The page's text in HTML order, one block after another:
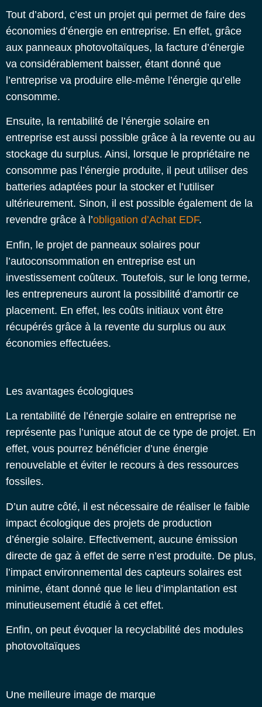
Tout d’abord, c’est un projet qui permet de faire des
économies d’énergie en entreprise. En effet, grâce
aux panneaux photovoltaïques, la facture d’énergie
va considérablement baisser, étant donné que
l’entreprise va produire elle-même l’énergie qu’elle
consomme.
Ensuite, la rentabilité de l’énergie solaire en
entreprise est aussi possible grâce à la revente ou au
stockage du surplus. Ainsi, lorsque le propriétaire ne
consomme pas l’énergie produite, il peut utiliser des
batteries adaptées pour la stocker et l’utiliser
ultérieurement. Sinon, il est possible également de la
revendre grâce à l’obligation d’Achat EDF.
Enfin, le projet de panneaux solaires pour
l’autoconsommation en entreprise est un
investissement coûteux. Toutefois, sur le long terme,
les entrepreneurs auront la possibilité d’amortir ce
placement. En effet, les coûts initiaux vont être
récupérés grâce à la revente du surplus ou aux
économies effectuées.
Les avantages écologiques
La rentabilité de l’énergie solaire en entreprise ne
représente pas l’unique atout de ce type de projet. En
effet, vous pourrez bénéficier d’une énergie
renouvelable et éviter le recours à des ressources
fossiles.
D’un autre côté, il est nécessaire de réaliser le faible
impact écologique des projets de production
d’énergie solaire. Effectivement, aucune émission
directe de gaz à effet de serre n’est produite. De plus,
l’impact environnemental des capteurs solaires est
minime, étant donné que le lieu d’implantation est
minutieusement étudié à cet effet.
Enfin, on peut évoquer la recyclabilité des modules
photovoltaïques
Une meilleure image de marque